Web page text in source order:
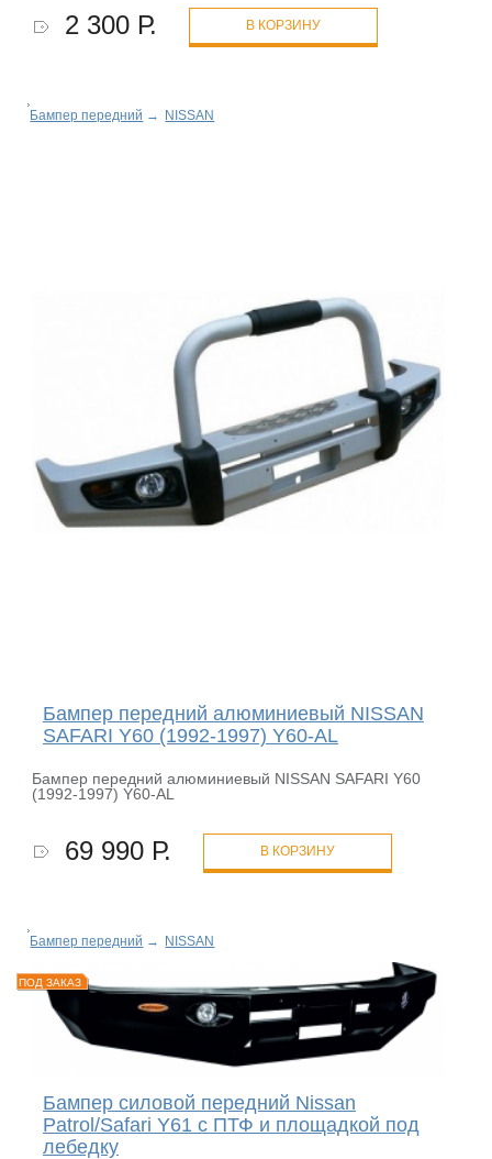
2 300 Р. В КОРЗИНУ
Бампер передний → NISSAN
Бампер передний алюминиевый NISSAN
SAFARI Y60 (1992-1997) Y60-AL
Бампер передний алюминиевый NISSAN SAFARI Y60
(1992-1997) Y60-AL
69 990 Р. В КОРЗИНУ
Бампер передний → NISSAN
ПОД ЗАКАЗ
Бампер силовой передний Nissan
Patrol/Safari Y61 с ПТФ и площадкой под
лебедку